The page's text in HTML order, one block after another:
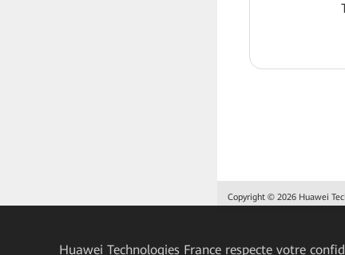
Copyright © 2026 Huawei
Huawei Technologies Francerespecte votre